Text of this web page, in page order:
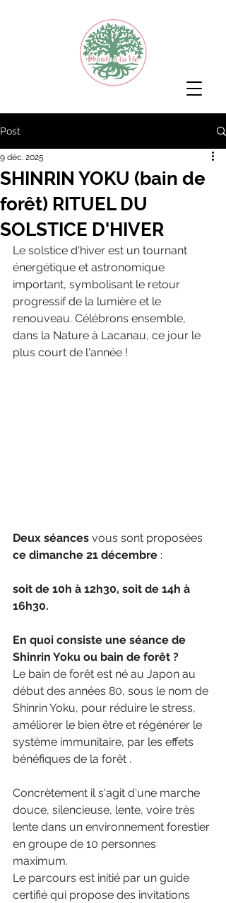
Post
SHINRIN YOKU (bain de
forêt) RITUEL DU
SOLSTICE D'HIVER
9 déc. 2025
Le solstice d'hiver est un tournant
énergétique et astronomique
important, symbolisant le retour
progressif de la lumière et le
renouveau. Célébrons ensemble,
dans la Nature à Lacanau, ce jour le
plus court de l'année !
Deux séances vous sont proposées
ce dimanche 21 décembre :
soit de 10h à 12h30, soit de 14h à
16h30.
En quoi consiste une séance de
Shinrin Yoku ou bain de forêt ?
Le bain de forêt est né au Japon au
début des années 80, sous le nom de
Shinrin Yoku, pour réduire le stress,
améliorer le bien être et régénérer le
système immunitaire, par les effets
bénéfiques de la forêt .
Concrètement il s'agit d'une marche
douce, silencieuse, lente, voire très
lente dans un environnement forestier
en groupe de 10 personnes
maximum.
Le parcours est initié par un guide
certifié qui propose des invitations